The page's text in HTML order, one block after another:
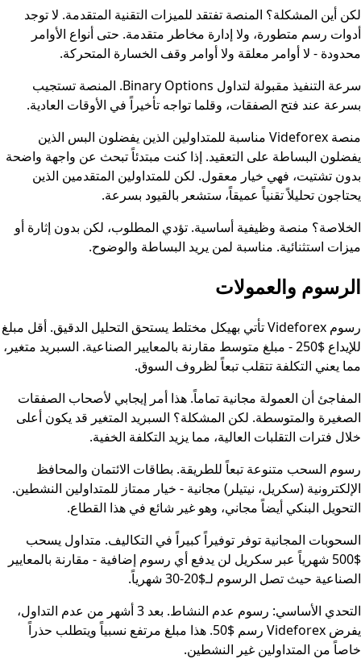
لكن أين المشكلة؟ المنصة تفتقد للميزات التقنية المتقدمة. لا توجد
أدوات رسم متطورة، ولا إدارة مخاطر متقدمة. حتى أنواع الأوامر
محدودة - لا أوامر معلقة ولا أوامر وقف الخسارة المتحركة.
سرعة التنفيذ مقبولة لتداول Binary Options. المنصة تستجيب
بسرعة عند فتح الصفقات، وقلما تواجه تأخيراً في الأوقات العادية.
منصة Videforex مناسبة للمتداولين الذين يفضلون البس الذين
يفضلون البساطة على التعقيد. إذا كنت مبتدئاً تبحث عن واجهة واضحة
بدون تشتيت، فهي خيار معقول. لكن للمتداولين المتقدمين الذين
يحتاجون تحليلاً تقنياً عميقاً، ستشعر بالقيود بسرعة.
الخلاصة؟ منصة وظيفية أساسية. تؤدي المطلوب، لكن بدون إثارة أو
ميزات استثنائية. مناسبة لمن يريد البساطة والوضوح.
الرسوم والعمولات
رسوم Videforex تأتي بهيكل مختلط يستحق التحليل الدقيق. أقل مبلغ
للإيداع $250 - مبلغ متوسط مقارنة بالمعايير الصناعية. السبريد متغير،
مما يعني التكلفة تتقلب تبعاً لظروف السوق.
المفاجئ أن العمولة مجانية تماماً. هذا أمر إيجابي لأصحاب الصفقات
الصغيرة والمتوسطة. لكن المشكلة؟ السبريد المتغير قد يكون أعلى
خلال فترات التقلبات العالية، مما يزيد التكلفة الخفية.
رسوم السحب متنوعة تبعاً للطريقة. بطاقات الائتمان والمحافظ
الإلكترونية (سكريل، نيتيلر) مجانية - خيار ممتاز للمتداولين النشطين.
التحويل البنكي أيضاً مجاني، وهو غير شائع في هذا القطاع.
السحوبات المجانية توفر توفيراً كبيراً في التكاليف. متداول يسحب
$500 شهرياً عبر سكريل لن يدفع أي رسوم إضافية - مقارنة بالمعايير
الصناعية حيث تصل الرسوم لـ$20-30 شهرياً.
التحدي الأساسي: رسوم عدم النشاط. بعد 3 أشهر من عدم التداول،
يفرض Videforex رسم $50. هذا مبلغ مرتفع نسبياً ويتطلب حذراً
خاصاً من المتداولين غير النشطين.